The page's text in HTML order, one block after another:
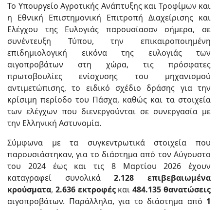
Το Υπουργείο Αγροτικής Ανάπτυξης και Τροφίμων και
η Εθνική Επιστημονική Επιτροπή Διαχείρισης και
Ελέγχου της Ευλογιάς παρουσίασαν σήμερα, σε
συνέντευξη Τύπου, την επικαιροποιημένη
επιδημιολογική εικόνα της ευλογιάς των
αιγοπροβάτων στη χώρα, τις πρόσφατες
πρωτοβουλίες ενίσχυσης του μηχανισμού
αντιμετώπισης, το ειδικό σχέδιο δράσης για την
κρίσιμη περίοδο του Πάσχα, καθώς και τα στοιχεία
των ελέγχων που διενεργούνται σε συνεργασία με
την Ελληνική Αστυνομία.
Σύμφωνα με τα συγκεντρωτικά στοιχεία που
παρουσιάστηκαν, για το διάστημα από τον Αύγουστο
του 2024 έως και τις 8 Μαρτίου 2026 έχουν
καταγραφεί συνολικά2.128 επιβεβαιωμένα
κρούσματα, 2.636 εκτροφέςκαι484.135 θανατώσεις
αιγοπροβάτων. Παράλληλα, για το διάστημα από 1